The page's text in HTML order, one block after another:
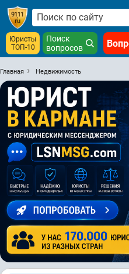
Юристы
ТОП-10
Поиск
вопросов
Главная Недвижимость